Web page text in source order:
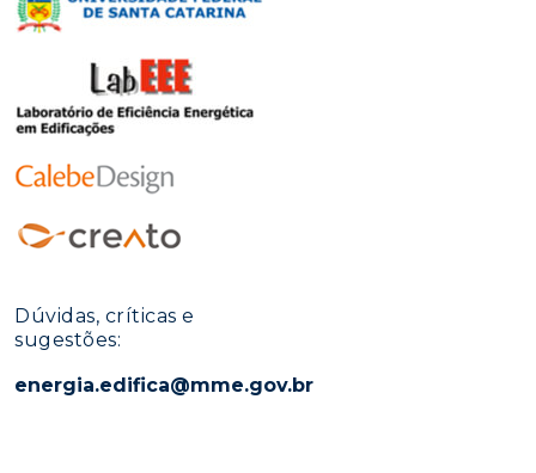
Dúvidas, críticas e
sugestões:
energia.edifica@mme.gov.br